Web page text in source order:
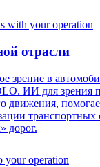
отрасли
зрение в
ИИ для зрения
движения,
транспортных
дорог.